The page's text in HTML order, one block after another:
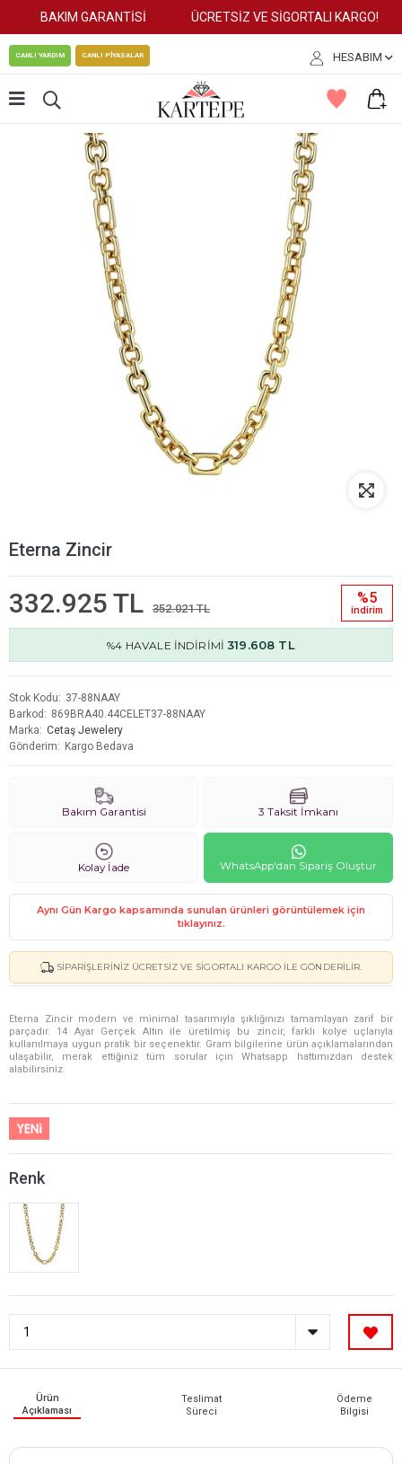
BAKIM GARANTİSİ ÜCRETSİZ VE SİGORTALI KARGO!
CANLI YARDIM CANLI PİYASALAR HESABIM
Eterna Zincir
332.925 TL 352.021 TL
%5
i̇ndi̇ri̇m
%4 HAVALE İNDİRİMİ319.608 TL
Stok Kodu
37-88NAAY
Barkod
869BRA40.44CELET37-88NAAY
Marka
Cetaş Jewelery
Gönderim
Kargo Bedava
Bakım Garantisi 3 Taksit İmkanı
Kolay İade WhatsApp'dan Sipariş Oluştur
Aynı Gün Kargo kapsamında sunulan ürünleri görüntülemek için
tıklayınız.
SIPARIŞLERINIZ ÜCRETSIZ VE SIGORTALI KARGO ILE GÖNDERILIR.
Eterna Zincir modern ve minimal tasarımıyla şıklığınızı tamamlayan zarif bir
parçadır. 14 Ayar Gerçek Altın ile üretilmiş bu zincir, farklı kolye uçlarıyla
kullanılmaya uygun pratik bir seçenektir. Gram bilgilerine ürün açıklamalarından
ulaşabilir, merak ettiğiniz tüm sorular için Whatsapp hattımızdan destek
alabilirsiniz.
Renk
Ürün
Açıklaması
Teslimat
Süreci
Ödeme
Bilgisi